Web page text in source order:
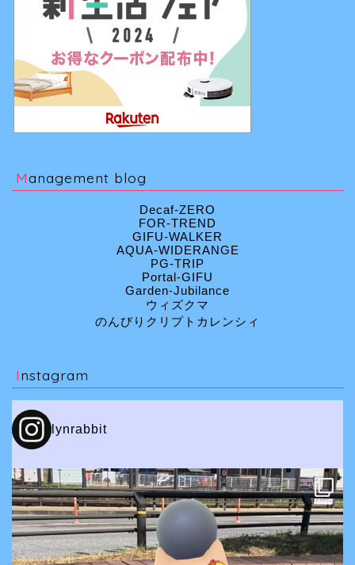
Management blog
Decaf-ZERO
FOR-TREND
GIFU-WALKER
AQUA-WIDERANGE
PG-TRIP
Portal-GIFU
Garden-Jubilance
ウィズクマ
のんびりクリプトカレンシィ
Instagram
lynrabbit